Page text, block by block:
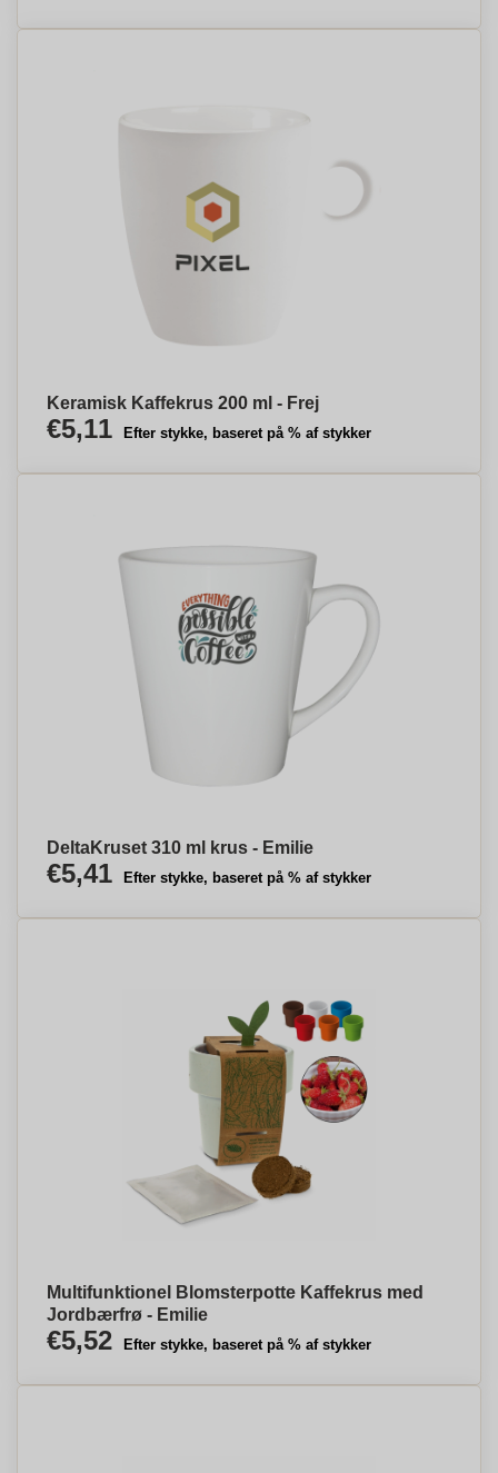
Keramisk Kaffekrus 200 ml - Frej
€5,11 Efter stykke, baseret på % af stykker
DeltaKruset 310 ml krus - Emilie
€5,41 Efter stykke, baseret på % af stykker
Multifunktionel Blomsterpotte Kaffekrus med
Jordbærfrø - Emilie
€5,52 Efter stykke, baseret på % af stykker